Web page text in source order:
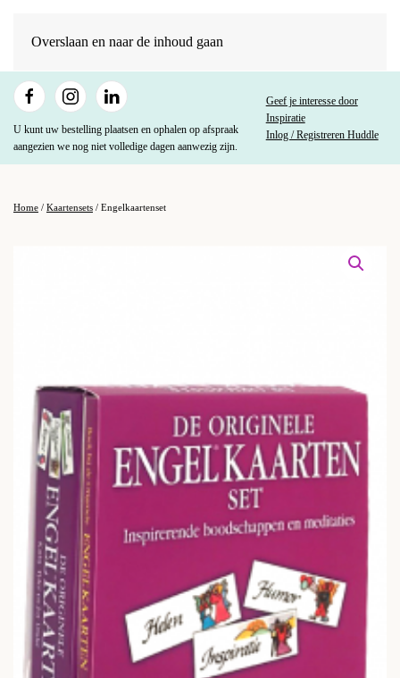
Overslaan en naar de inhoud gaan
U kunt uw bestelling plaatsen en ophalen op afspraak
aangezien we nog niet volledige dagen aanwezig zijn.
Geef je interesse door
Inspiratie
Inlog / Registreren Huddle
Home / Kaartensets / Engelkaartenset